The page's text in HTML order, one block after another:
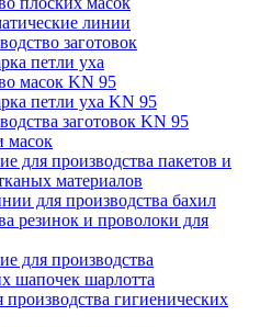
линии
заготовок
петли уха
масок KN 95
петли уха KN 95
заготовок KN 95
масок
для производства пакетов и
материалов
для производства бахил
резинок и проволоки для
для производства
шапочек шарлотта
гигиенических